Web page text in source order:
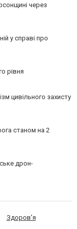
через
у справі про
рівня
цивільного захисту
станом на 2
дрон-
Здоров'я